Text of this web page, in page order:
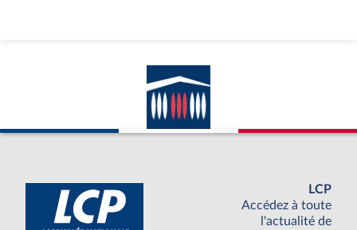
LCP
Accédez à toute
l'actualité de